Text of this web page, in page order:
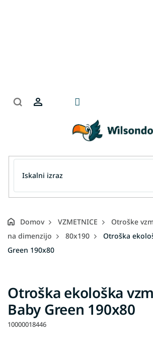
Domov VZMETNICE Otroške
na dimenzijo
80x190
Otroška
Green 190x80
Otroška ekološka
Baby Green 190x80
10000018446